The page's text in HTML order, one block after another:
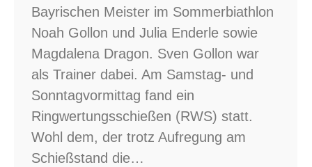
Bayrischen Meister im Sommerbiathlon
Noah Gollon und Julia Enderle sowie
Magdalena Dragon. Sven Gollon war
als Trainer dabei. Am Samstag- und
Sonntagvormittag fand ein
Ringwertungsschießen (RWS) statt.
Wohl dem, der trotz Aufregung am
Schießstand die…